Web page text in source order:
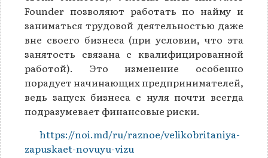
Founder позволяют работать по найму и
заниматься трудовой деятельностью даже
вне своего бизнеса (при условии, что эта
занятость связана с квалифицированной
работой). Это изменение особенно
порадует начинающих предпринимателей,
ведь запуск бизнеса с нуля почти всегда
подразумевает финансовые риски.
https://noi.md/ru/raznoe/velikobritaniya-
zapuskaet-novuyu-vizu